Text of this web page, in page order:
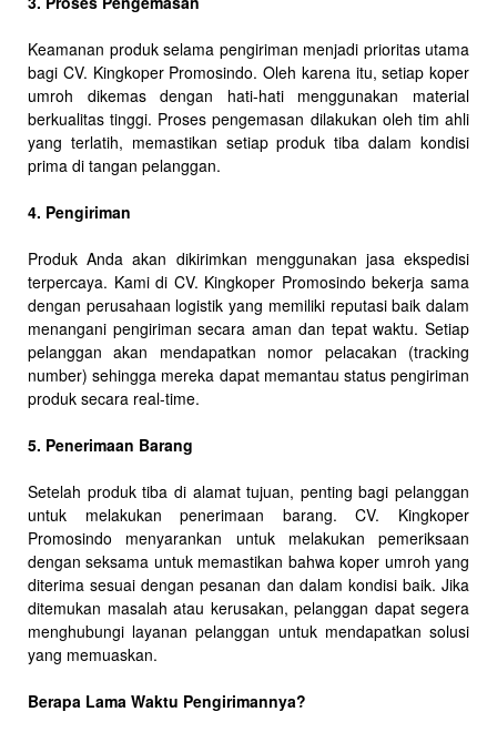
Keamanan produk selama pengiriman menjadi prioritas utama
bagi CV. Kingkoper Promosindo. Oleh karena itu, setiap koper
umroh dikemas dengan hati-hati menggunakan material
berkualitas tinggi. Proses pengemasan dilakukan oleh tim ahli
yang terlatih, memastikan setiap produk tiba dalam kondisi
prima di tangan pelanggan.
4. Pengiriman
Produk Anda akan dikirimkan menggunakan jasa ekspedisi
terpercaya. Kami di CV. Kingkoper Promosindo bekerja sama
dengan perusahaan logistik yang memiliki reputasi baik dalam
menangani pengiriman secara aman dan tepat waktu. Setiap
pelanggan akan mendapatkan nomor pelacakan (tracking
number) sehingga mereka dapat memantau status pengiriman
produk secara real-time.
5. Penerimaan Barang
Setelah produk tiba di alamat tujuan, penting bagi pelanggan
untuk melakukan penerimaan barang. CV. Kingkoper
Promosindo menyarankan untuk melakukan pemeriksaan
dengan seksama untuk memastikan bahwa koper umroh yang
diterima sesuai dengan pesanan dan dalam kondisi baik. Jika
ditemukan masalah atau kerusakan, pelanggan dapat segera
menghubungi layanan pelanggan untuk mendapatkan solusi
yang memuaskan.
Berapa Lama Waktu Pengirimannya?